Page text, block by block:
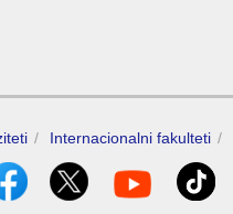
Internacionalni fakulteti